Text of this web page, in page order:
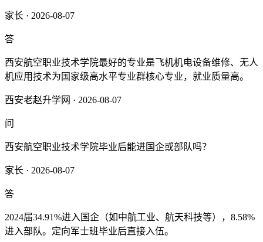
家长 · 2026-08-07
答
西安航空职业技术学院最好的专业是飞机机电设备维修、无人
机应用技术为国家级高水平专业群核心专业，就业质量高。
西安老赵升学网 · 2026-08-07
问
西安航空职业技术学院毕业后能进国企或部队吗？
家长 · 2026-08-07
答
2024届34.91%进入国企（如中航工业、航天科技等），8.58%
进入部队。定向军士班毕业后直接入伍。